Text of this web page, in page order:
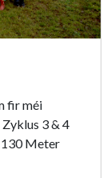
fir méi
3 & 4
130 Meter